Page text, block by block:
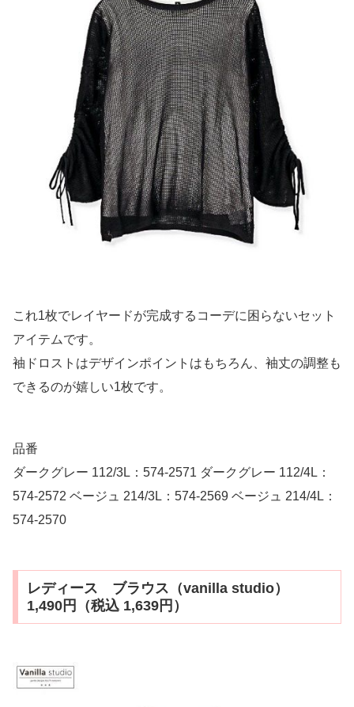
これ1枚でレイヤードが完成するコーデに困らないセット
アイテムです。
袖ドロストはデザインポイントはもちろん、袖丈の調整も
できるのが嬉しい1枚です。
品番
ダークグレー 112/3L：574-2571 ダークグレー 112/4L：
574-2572 ベージュ 214/3L：574-2569 ベージュ 214/4L：
574-2570
レディース ブラウス（vanilla studio）
1,490円（税込 1,639円）